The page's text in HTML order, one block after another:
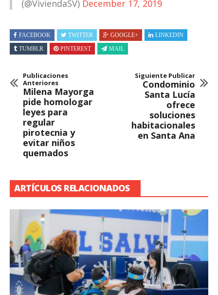
(@ViviendaSV) December 17, 2019
FACEBOOK TWITTER GOOGLE+
LINKEDIN
TUMBLR
PINTEREST MAIL
Publicaciones
Anteriores
Milena Mayorga
pide homologar
leyes para
regular
pirotecnia y
evitar niños
quemados
Siguiente Publicar
Condominio
Santa Lucía
ofrece
soluciones
habitacionales
en Santa Ana
ARTÍCULOS RELACIONADOS